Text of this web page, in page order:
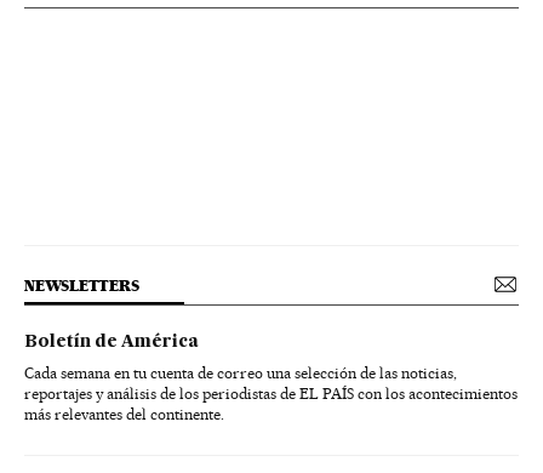
NEWSLETTERS
Boletín de América
Cada semana en tu cuenta de correo una selección de las noticias,
reportajes y análisis de los periodistas de EL PAÍS con los acontecimientos
más relevantes del continente.